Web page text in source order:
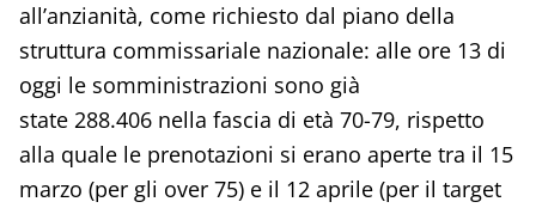
all’anzianità, come richiesto dal piano della
struttura commissariale nazionale: alle ore 13 di
oggi le somministrazioni sono già
state 288.406 nella fascia di età 70-79, rispetto
alla quale le prenotazioni si erano aperte tra il 15
marzo (per gli over 75) e il 12 aprile (per il target